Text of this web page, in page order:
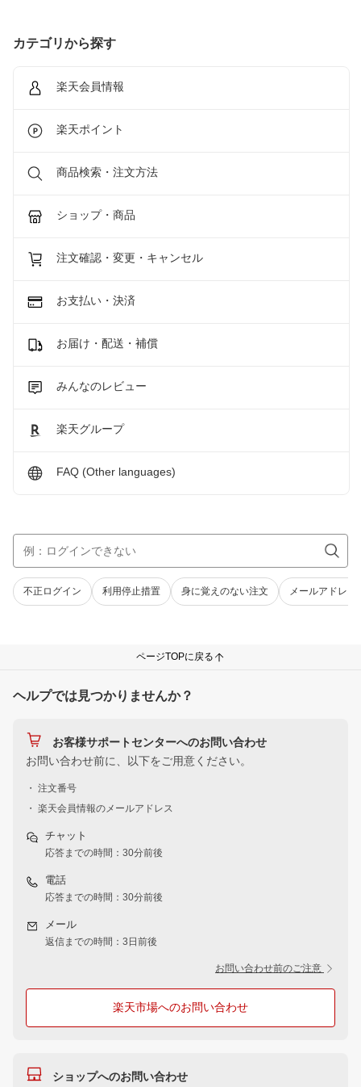
カテゴリから探す
楽天会員情報
楽天ポイント
商品検索・注文方法
ショップ・商品
注文確認・変更・キャンセル
お支払い・決済
お届け・配送・補償
みんなのレビュー
楽天グループ
FAQ (Other languages)
不正ログイン 利用停止措置 身に覚えのない注文 メールアドレス
ページTOPに戻る
ヘルプでは見つかりませんか？
お客様サポートセンターへのお問い合わせ
お問い合わせ前に、以下をご用意ください。
・ 注文番号
・ 楽天会員情報のメールアドレス
チャット
応答までの時間：30分前後
電話
応答までの時間：30分前後
メール
返信までの時間：3日前後
お問い合わせ前のご注意
楽天市場へのお問い合わせ
ショップへのお問い合わせ